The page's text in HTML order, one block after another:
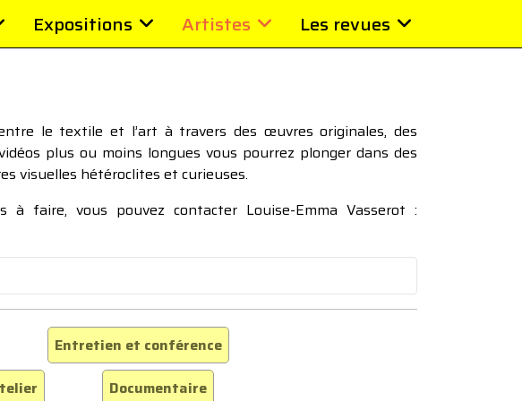
Expositions Artistes Les revues
le textile et l’art à travers des œuvres originales, des
plus ou moins longues vous pourrez plonger dans des
visuelles hétéroclites et curieuses.
faire, vous pouvez contacter Louise-Emma Vasserot :
Entretien et conférence
Documentaire